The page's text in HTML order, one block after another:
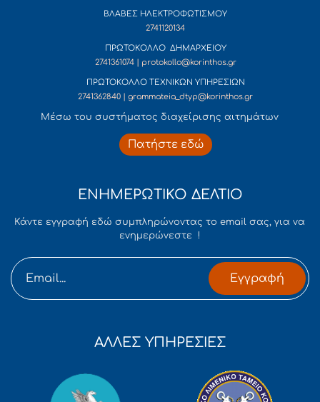
ΒΛΑΒΕΣ ΗΛΕΚΤΡΟΦΩΤΙΣΜΟΥ
2741120134
ΠΡΩΤΟΚΟΛΛΟ ΔΗΜΑΡΧΕΙΟΥ
2741361074 | protokollo@korinthos.gr
ΠΡΩΤΟΚΟΛΛΟ ΤΕΧΝΙΚΩΝ ΥΠΗΡΕΣΙΩΝ
2741362840 | grammateia_dtyp@korinthos.gr
Mέσω του συστήματος διαχείρισης αιτημάτων
Πατήστε εδώ
ΕΝΗΜΕΡΩΤΙΚΟ ΔΕΛΤΙΟ
Κάντε εγγραφή εδώ συμπληρώνοντας το email σας, για να
ενημερώνεστε !
Εγγραφή
ΑΛΛΕΣ ΥΠΗΡΕΣΙΕΣ